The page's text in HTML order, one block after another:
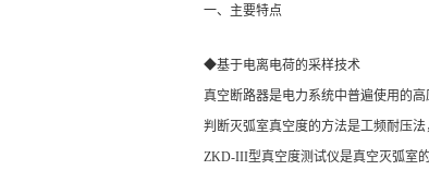
一、主要特点
◆基于电离电荷的采样技术
真空断路器是电力系统中普遍使用的
判断灭弧室真空度的方法是工频耐压
ZKD-III型真空度测试仪是真空灭弧室